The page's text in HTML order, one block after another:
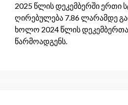
2025 წლის დეკემბერში ერთი
ღირებულება 7.86 ლარამდე
ხოლო 2024 წლის
წარმოადგენს.